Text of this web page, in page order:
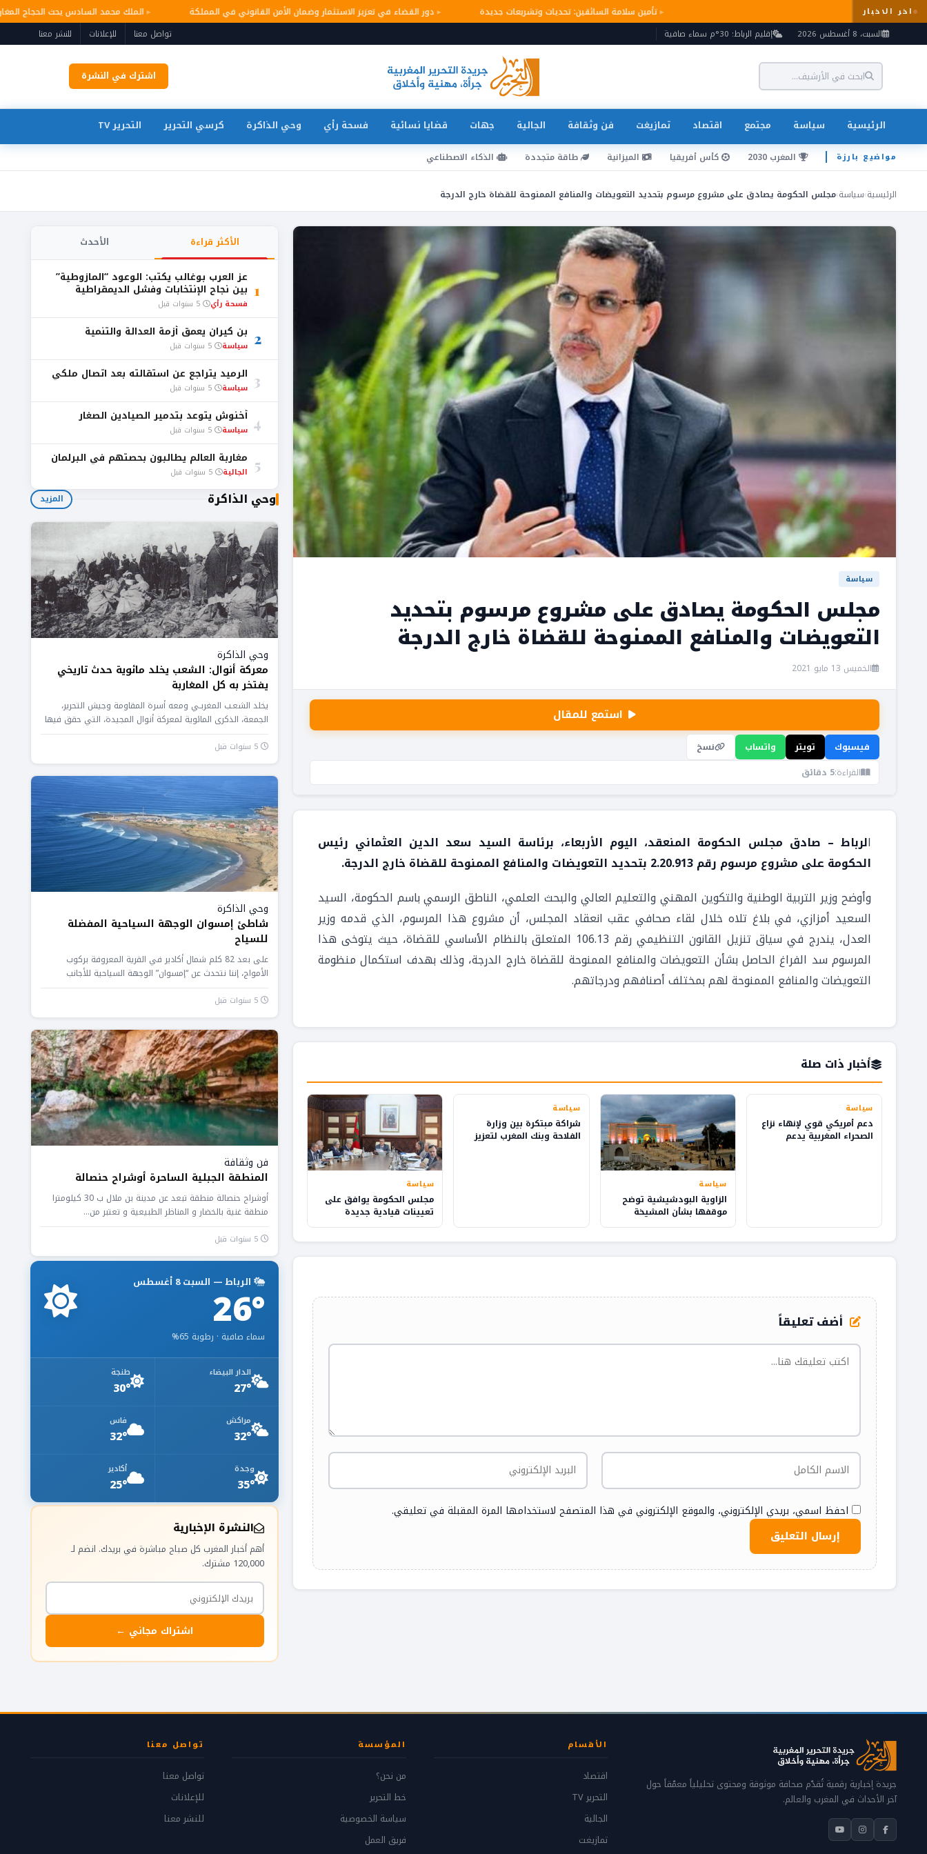
اخر الاخبار تأمين سلامة السائقين: تحديات وتشريعات جديدة دور القضاء في تعزيز الاستثمار وضمان الأمن القانوني في المملكة
الملك محمد السادس يحث الحجاج
السبت، 8 أغسطس 2026
إقليم الرباط: 30°م سماء صافية تواصل معنا للإعلانات للنشر معنا
اشترك في النشرة
الرئيسية سياسة مجتمع اقتصاد تمازيغت فن وثقافة الجالية جهات قضايا نسائية فسحة رأي وحي الذاكرة كرسي التحرير التحرير TV
مواضيع بارزة المغرب 2030 كأس أفريقيا الميزانية طاقة متجددة الذكاء الاصطناعي
الرئيسية›سياسة›مجلس الحكومة يصادق على مشروع مرسوم بتحديد التعويضات والمنافع الممنوحة للقضاة خارج الدرجة
سياسة
مجلس الحكومة يصادق على مشروع مرسوم بتحديد
التعويضات والمنافع الممنوحة للقضاة خارج الدرجة
الخميس 13 مايو 2021
استمع للمقال
فيسبوك تويتر واتساب
نسخ
القراءة:5 دقائق
الرباط – صادق مجلس الحكومة المنعقد، اليوم الأربعاء، برئاسة السيد سعد الدين العثماني رئيس
الحكومة على مشروع مرسوم رقم 2.20.913 بتحديد التعويضات والمنافع الممنوحة للقضاة خارج الدرجة.
وأوضح وزير التربية الوطنية والتكوين المهني والتعليم العالي والبحث العلمي، الناطق الرسمي باسم الحكومة، السيد
السعيد أمزازي، في بلاغ تلاه خلال لقاء صحافي عقب انعقاد المجلس، أن مشروع هذا المرسوم، الذي قدمه وزير
العدل، يندرج في سياق تنزيل القانون التنظيمي رقم 106.13 المتعلق بالنظام الأساسي للقضاة، حيث يتوخى هذا
المرسوم سد الفراغ الحاصل بشأن التعويضات والمنافع الممنوحة للقضاة خارج الدرجة، وذلك بهدف استكمال منظومة
التعويضات والمنافع الممنوحة لهم بمختلف أصنافهم ودرجاتهم.
أخبار ذات صلة
سياسة
دعم أمريكي قوي لإنهاء نزاع
الصحراء المغربية يدعم
سياسة
الزاوية البودشيشية توضح
موقفها بشأن المشيخة
وإدارة شؤون الطريقة
سياسة
شراكة مبتكرة بين وزارة
الفلاحة وبنك المغرب لتعزيز
سياسة
مجلس الحكومة يوافق على
تعيينات قيادية جديدة
أضف تعليقاً
احفظ اسمي، بريدي الإلكتروني، والموقع الإلكتروني في هذا المتصفح لاستخدامها المرة المقبلة في تعليقي.
الأكثر قراءة الأحدث
1
عز العرب بوغالب يكتب: الوعود “المازوطية”
بين نجاح الإنتخابات وفشل الديمقراطية
فسحة رأي
2 بن كيران يعمق أزمة العدالة والتنمية
سياسة
3 الرميد يتراجع عن استقالته بعد اتصال ملكي
سياسة
4 أخنوش يتوعد بتدمير الصيادين الصغار
سياسة
5 مغاربة العالم يطالبون بحصتهم في البرلمان
الجالية
وحي الذاكرة المزيد
وحي الذاكرة
معركة أنوال: الشعب يخلد مائوية حدث تاريخي
يفتخر به كل المغاربة
يخلد الشعـب المغربـي ومعه أسرة المقاومة وجيش التحرير،
الجمعة، الذكرى المائوية لمعركة أنوال المجيدة، التي حقق فيها
المقاومون والمجاهدون المغاربة...
وحي الذاكرة
شاطئ إمسوان الوجهة السياحية المفضلة
للسياح
على بعد 82 كلم شمال أكادير في القرية المعروفة بركوب
الأمواج، إننا نتحدث عن “إمسوان” الوجهة السياحية للأجانب
والمغاربة، حيث...
فن وثقافة
المنطقة الجبلية الساحرة أوشراح حنصالة
أوشراح حنصالة منطقة تبعد عن مدينة بن ملال ب 30 كيلومترا
منطقة غنية بالخضار و المناظر الطبيعية و تعتبر من...
الرباط — السبت 8 أغسطس
26°
سماء صافية · رطوبة 65%
الدار البيضاء
27°
طنجة
30°
مراكش
32°
فاس
32°
وجدة
35°
أكادير
25°
النشرة الإخبارية
أهم أخبار المغرب كل صباح مباشرة في بريدك. انضم لـ
120,000 مشترك.
اشتراك مجاني ←
جريدة إخبارية رقمية تُقدّم صحافة موثوقة ومحتوى تحليلياً معمّقاً حول
آخر الأحداث في المغرب والعالم.
الأقسام
اقتصاد
التحرير TV
الجالية
تمازيغت
المؤسسة
من نحن؟
خط التحرير
سياسة الخصوصية
فريق العمل
تواصل معنا
تواصل معنا
للإعلانات
للنشر معنا